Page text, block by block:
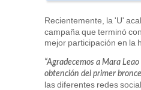
Recientemente, la 'U'
campaña que terminó
mejor participación en la
“Agradecemos a Mara
obtención del primer
las diferentes redes